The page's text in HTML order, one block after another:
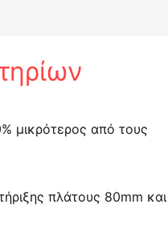
μικρότερος από τους
πλάτους 80mm και